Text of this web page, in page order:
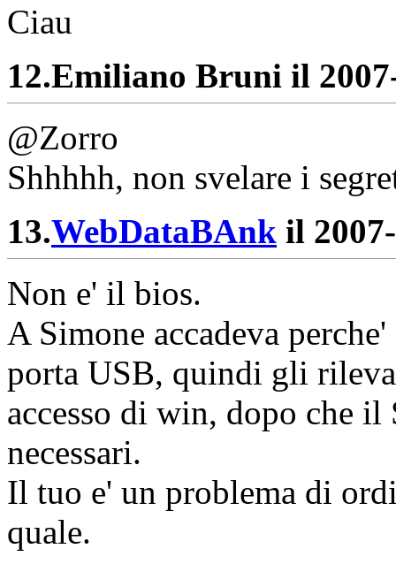
Ciau
12.Emiliano Bruni il
@Zorro
Shhhhh, non svelare i
13.WebDataBAnk il
Non e' il bios.
A Simone accadeva
porta USB, quindi gli
accesso di win, dopo che
necessari.
Il tuo e' un problema di
quale.